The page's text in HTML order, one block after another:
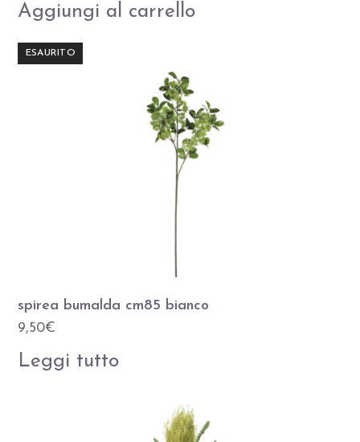
Aggiungi al carrello
ESAURITO
spirea bumalda cm85 bianco
9,50€
Leggi tutto